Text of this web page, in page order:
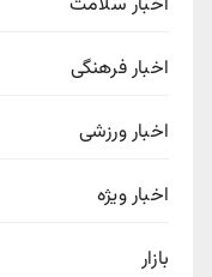
اخبار فرهنگی
اخبار ورزشی
اخبار ویژه
بازار